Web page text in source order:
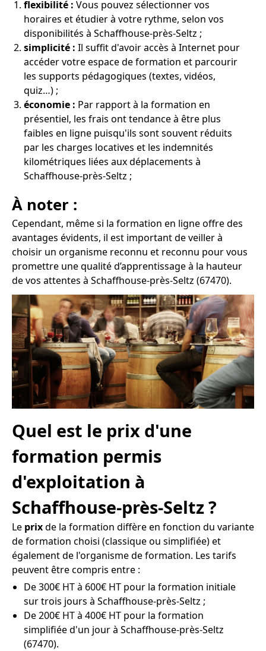
flexibilité : Vous pouvez sélectionner vos
horaires et étudier à votre rythme, selon vos
disponibilités à Schaffhouse-près-Seltz ;
simplicité : Il suffit d'avoir accès à Internet pour
accéder votre espace de formation et parcourir
les supports pédagogiques (textes, vidéos,
quiz…) ;
économie : Par rapport à la formation en
présentiel, les frais ont tendance à être plus
faibles en ligne puisqu'ils sont souvent réduits
par les charges locatives et les indemnités
kilométriques liées aux déplacements à
Schaffhouse-près-Seltz ;
À noter :
Cependant, même si la formation en ligne offre des
avantages évidents, il est important de veiller à
choisir un organisme reconnu et reconnu pour vous
promettre une qualité d’apprentissage à la hauteur
de vos attentes à Schaffhouse-près-Seltz (67470).
Quel est le prix d'une
formation permis
d'exploitation à
Schaffhouse-près-Seltz ?
Le prixde la formation diffère en fonction du variante
de formation choisi (classique ou simplifiée) et
également de l'organisme de formation. Les tarifs
peuvent être compris entre :
De 300€ HT à 600€ HT pour la formation initiale
sur trois jours à Schaffhouse-près-Seltz ;
De 200€ HT à 400€ HT pour la formation
simplifiée d'un jour à Schaffhouse-près-Seltz
(67470).